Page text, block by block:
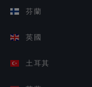
芬蘭
英國
土耳其